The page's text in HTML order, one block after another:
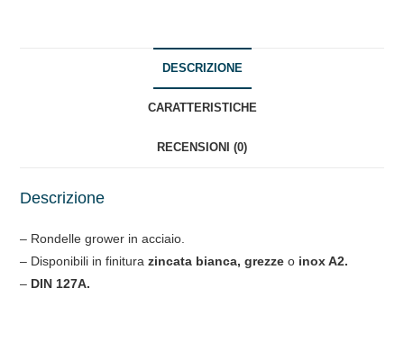
DESCRIZIONE
CARATTERISTICHE
RECENSIONI (0)
Descrizione
– Rondelle grower in acciaio.
– Disponibili in finiturazincata bianca, grezzeo inox A2.
– DIN 127A.